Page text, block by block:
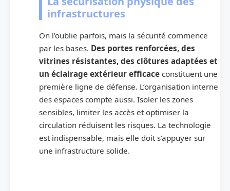
infrastructures
On l’oublie parfois, mais la sécurité commence
par les bases. Des portes renforcées, des
vitrines résistantes, des clôtures adaptées et
un éclairage extérieur efficace constituent une
première ligne de défense. L’organisation interne
des espaces compte aussi. Isoler les zones
sensibles, limiter les accès et optimiser la
circulation réduisent les risques. La technologie
est indispensable, mais elle doit s’appuyer sur
une infrastructure solide.